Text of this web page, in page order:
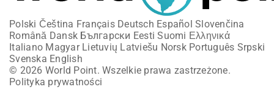
Polski Čeština Français Deutsch Español Slovenčina
Română Dansk Български Eesti Suomi Ελληνικά
Italiano Magyar Lietuvių Latviešu Norsk Português Srpski
Svenska English
© 2026 World Point. Wszelkie prawa zastrzeżone.
Polityka prywatności